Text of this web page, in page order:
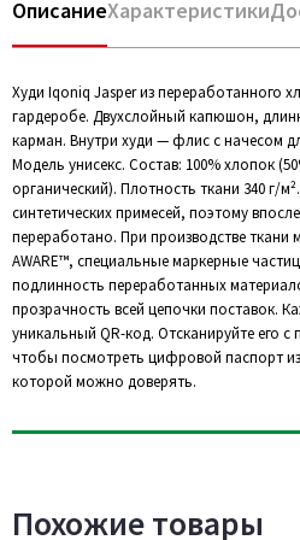
ОписаниеХарактеристики
Худи Iqoniq Jasper из переработанного
гардеробе. Двухслойный капюшон,
карман. Внутри худи — флис с начесом
Модель унисекс. Состав: 100% хлопок
органический). Плотность ткани 340 г/
синтетических примесей, поэтому
переработано. При производстве
AWARE™, специальные маркерные
подлинность переработанных
прозрачность всей цепочки поставок.
уникальный QR-код. Отсканируйте его
чтобы посмотреть цифровой паспорт
которой можно доверять.
Похожие товары